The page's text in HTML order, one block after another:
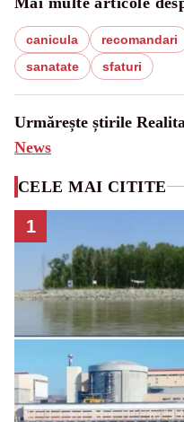
canicula recomandari
sanatate
sfaturi
Urmărește știrile
News
CELE MAI CITITE
1